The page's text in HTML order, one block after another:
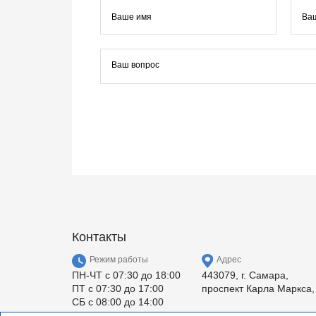
Контакты
Режим работы
ПН-ЧТ с 07:30 до 18:00
ПТ с 07:30 до 17:00
СБ с 08:00 до 14:00
Адрес
443079, г. Самара,
проспект Карла